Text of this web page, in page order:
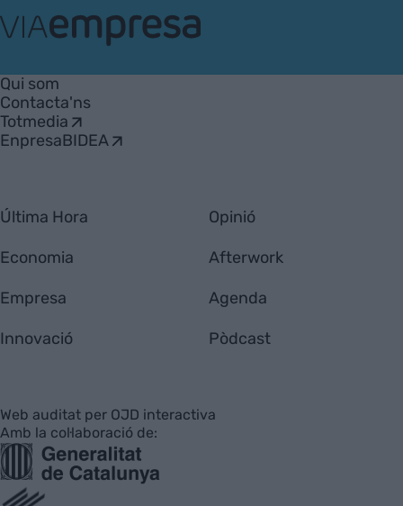
Empresa
Qui som
Contacta'ns
Totmedia
EnpresaBIDEA
Última Hora
Economia
Empresa
Innovació
Opinió
Afterwork
Agenda
Pòdcast
Web auditat per OJD interactiva
Amb la col·laboració de: